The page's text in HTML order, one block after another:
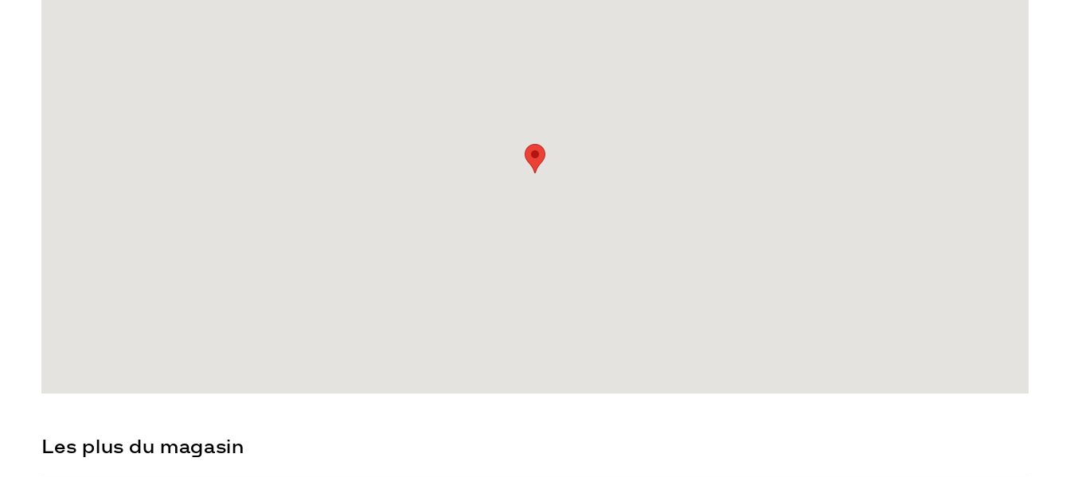
Les plus du magasin